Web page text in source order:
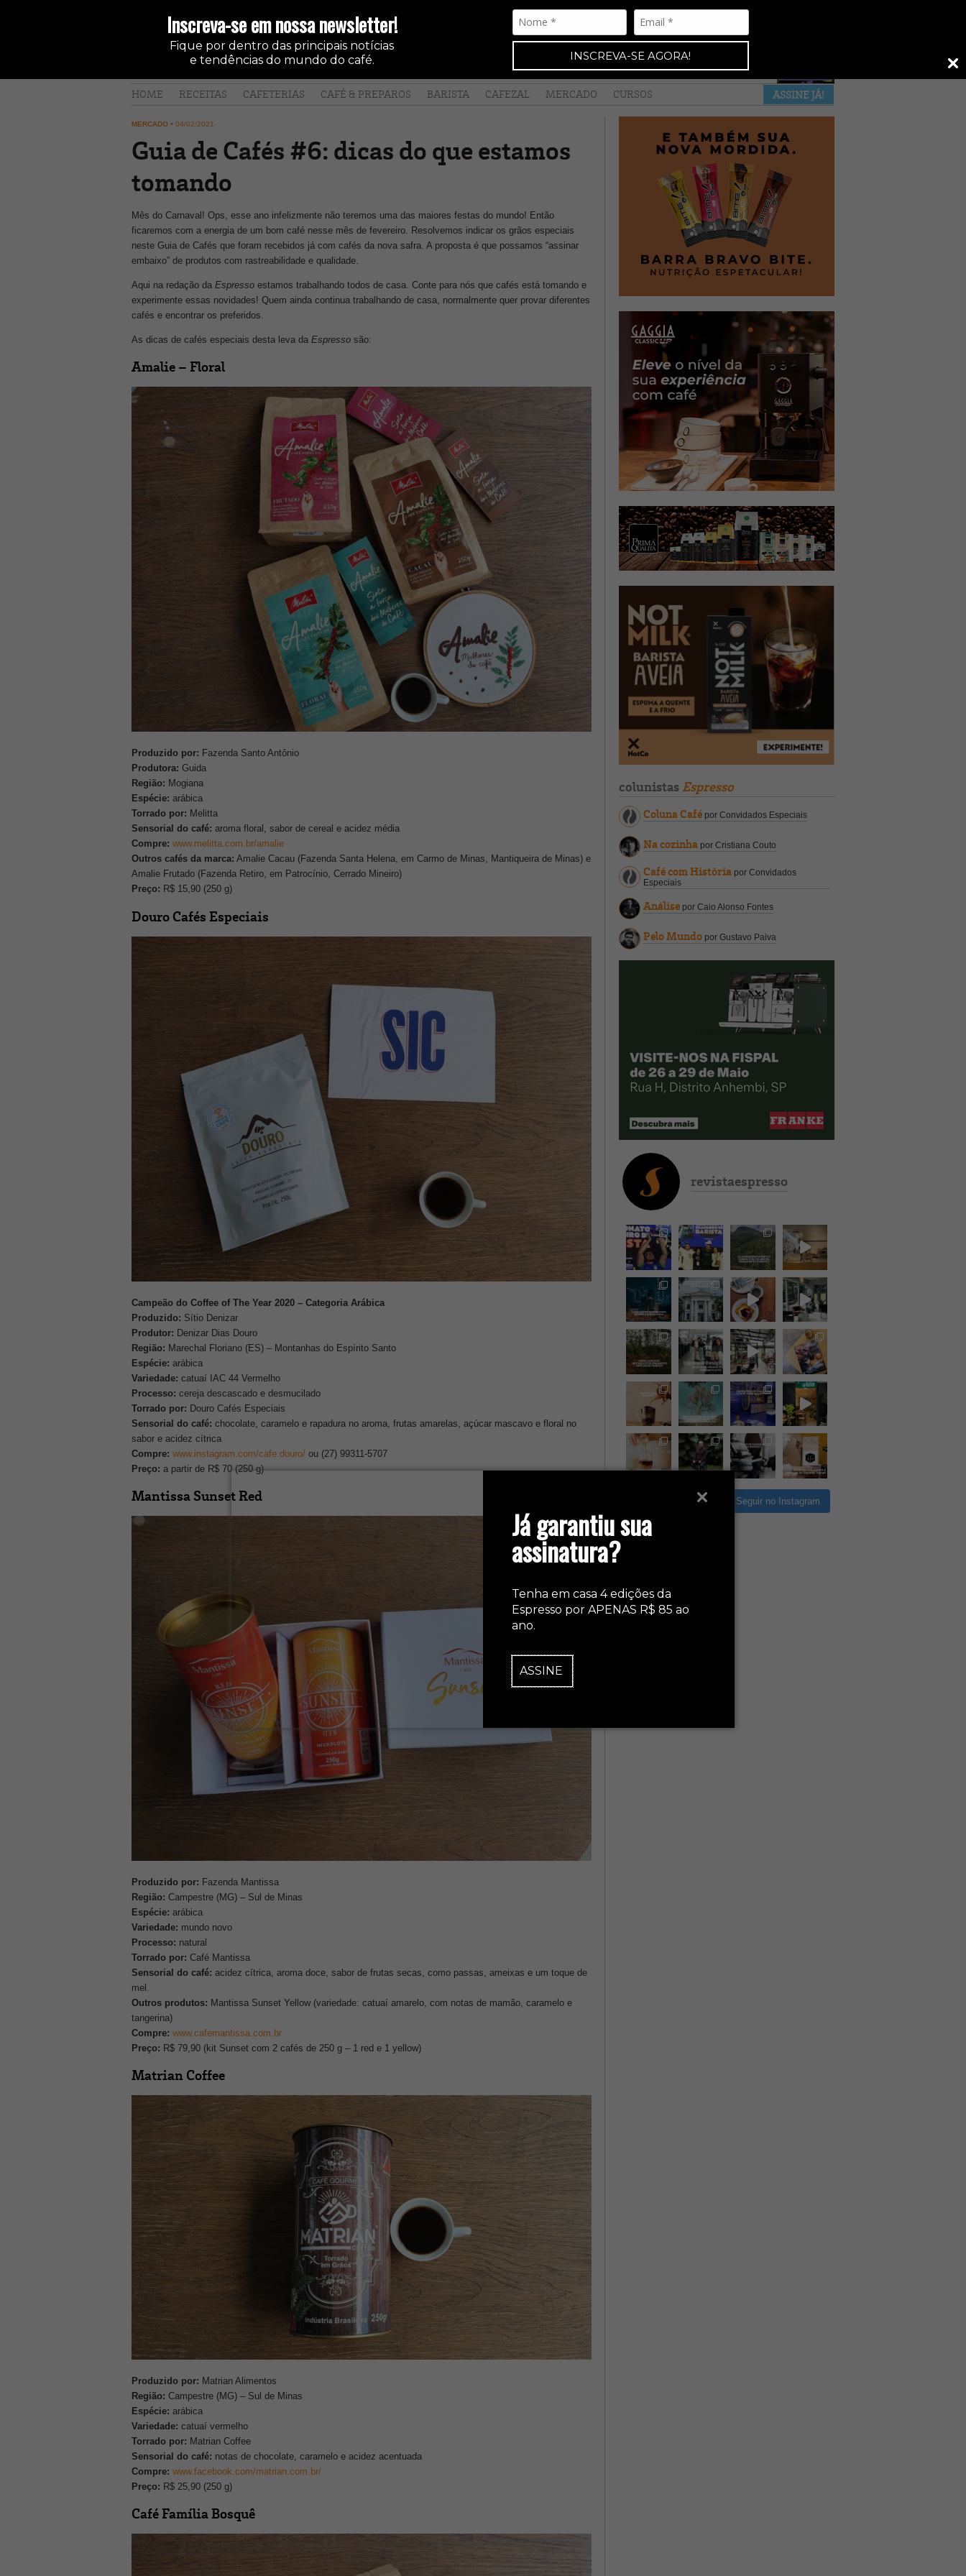
Já garantiu sua
assinatura?
Tenha em casa 4 edições da
Espresso por APENAS R$ 85 ao
ano.
ASSINE
Inscreva-se em nossa newsletter!
Fique por dentro das principais notícias
e tendências do mundo do café.
INSCREVA-SE AGORA!
•NAS BANCAS
HOME RECEITAS CAFETERIAS CAFÉ & PREPAROS BARISTA CAFEZAL MERCADO ASSINE JÁ!
CURSOS
MERCADO • 04/02/2021
Guia de Cafés #6: dicas do que estamos
tomando
Mês do Carnaval! Ops, esse ano infelizmente não teremos uma das maiores festas do mundo! Então
ficaremos com a energia de um bom café nesse mês de fevereiro. Resolvemos indicar os grãos especiais
neste Guia de Cafés que foram recebidos já com cafés da nova safra. A proposta é que possamos “assinar
embaixo” de produtos com rastreabilidade e qualidade.
Aqui na redação da Espresso estamos trabalhando todos de casa. Conte para nós que cafés está tomando e
experimente essas novidades! Quem ainda continua trabalhando de casa, normalmente quer provar diferentes
cafés e encontrar os preferidos.
As dicas de cafés especiais desta leva da Espresso são:
Amalie – Floral
Produzido por: Fazenda Santo Antônio
Produtora: Guida
Região: Mogiana
Espécie: arábica
Torrado por: Melitta
Sensorial do café: aroma floral, sabor de cereal e acidez média
Compre: www.melitta.com.br/amalie
Outros cafés da marca: Amalie Cacau (Fazenda Santa Helena, em Carmo de Minas, Mantiqueira de Minas) e
Amalie Frutado (Fazenda Retiro, em Patrocínio, Cerrado Mineiro)
Preço: R$ 15,90 (250 g)
Douro Cafés Especiais
Campeão do Coffee of The Year 2020 – Categoria Arábica
Produzido: Sítio Denizar
Produtor: Denizar Dias Douro
Região: Marechal Floriano (ES) – Montanhas do Espírito Santo
Espécie: arábica
Variedade: catuaí IAC 44 Vermelho
Processo: cereja descascado e desmucilado
Torrado por: Douro Cafés Especiais
Sensorial do café: chocolate, caramelo e rapadura no aroma, frutas amarelas, açúcar mascavo e floral no
sabor e acidez cítrica
Compre: www.instagram.com/cafe.douro/ ou (27) 99311-5707
Preço: a partir de R$ 70 (250 g)
Mantissa Sunset Red
Produzido por: Fazenda Mantissa
Região: Campestre (MG) – Sul de Minas
Espécie: arábica
Variedade: mundo novo
Processo: natural
Torrado por: Café Mantissa
Sensorial do café: acidez cítrica, aroma doce, sabor de frutas secas, como passas, ameixas e um toque de
mel.
Outros produtos: Mantissa Sunset Yellow (variedade: catuaí amarelo, com notas de mamão, caramelo e
tangerina)
Compre: www.cafemantissa.com.br
Preço: R$ 79,90 (kit Sunset com 2 cafés de 250 g – 1 red e 1 yellow)
Matrian Coffee
Produzido por: Matrian Alimentos
Região: Campestre (MG) – Sul de Minas
Espécie: arábica
Variedade: catuaí vermelho
Torrado por: Matrian Coffee
Sensorial do café: notas de chocolate, caramelo e acidez acentuada
Compre: www.facebook.com/matrian.com.br/
Preço: R$ 25,90 (250 g)
Café Família Bosquê
colunistas Espresso
Coluna Café por Convidados Especiais
Na cozinha por Cristiana Couto
Café com História por Convidados
Especiais
Análise por Caio Alonso Fontes
Pelo Mundo por Gustavo Paiva
revistaespresso
Seguir no Instagram